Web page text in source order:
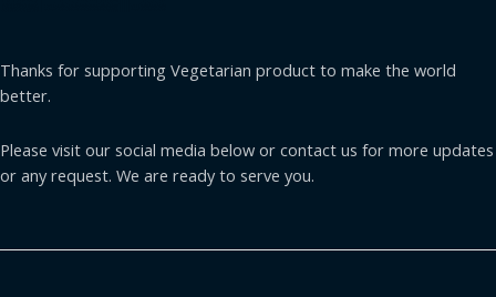
Thanks for supporting Vegetarian product to make the world
better.
Please visit our social media below or contact us for more updates
or any request. We are ready to serve you.